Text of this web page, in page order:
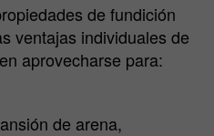
de fundición
ventajas individuales de
aprovecharse para:
de arena,